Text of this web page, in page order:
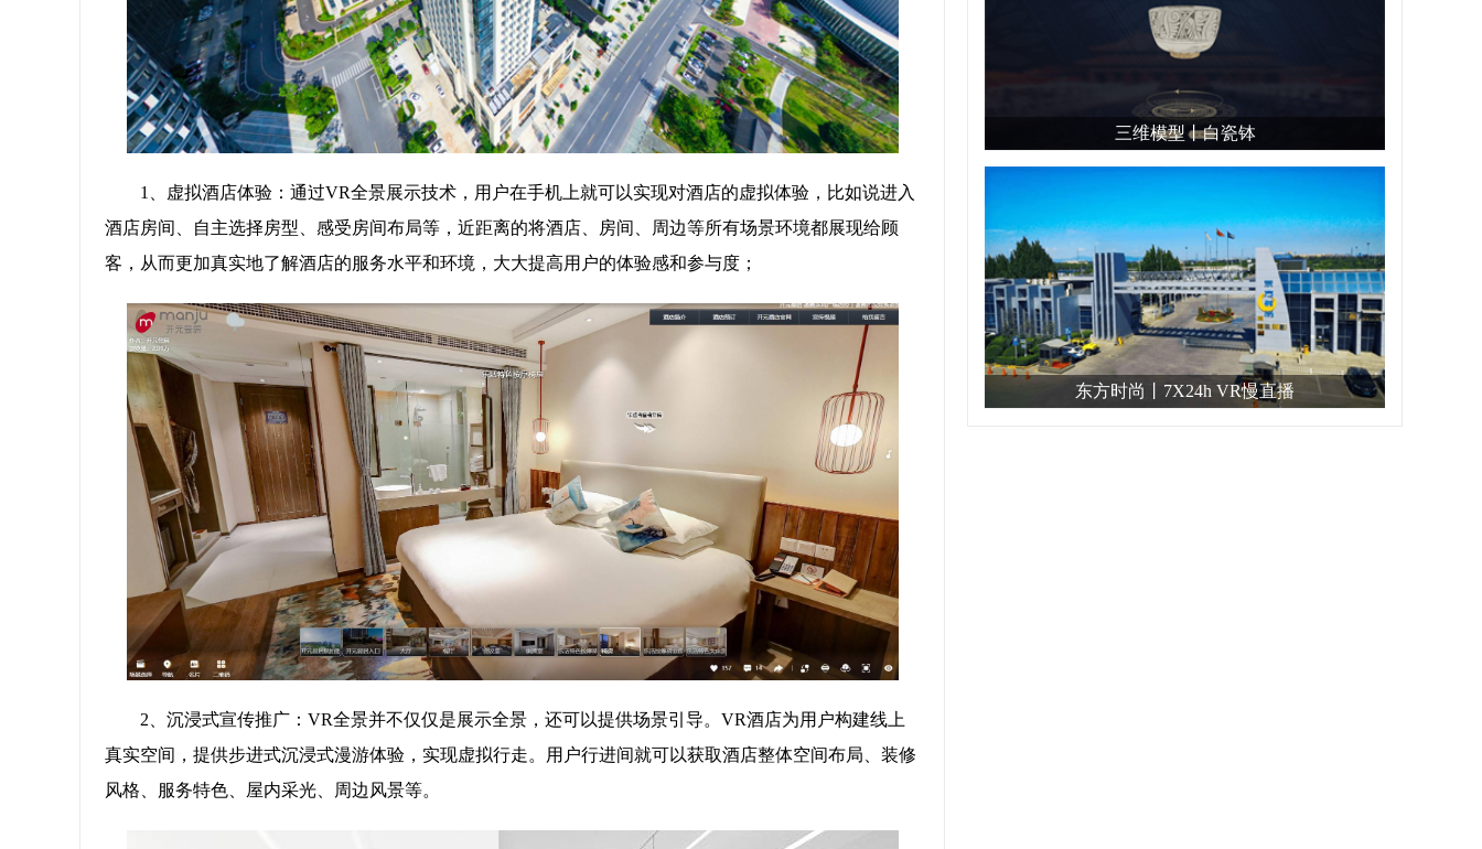
1、虚拟酒店体验：通过VR全景展示技术，用户在手机上就可以实现对酒店的虚拟体验，比如说进入
酒店房间、自主选择房型、感受房间布局等，近距离的将酒店、房间、周边等所有场景环境都展现给顾
客，从而更加真实地了解酒店的服务水平和环境，大大提高用户的体验感和参与度；
2、沉浸式宣传推广：VR全景并不仅仅是展示全景，还可以提供场景引导。VR酒店为用户构建线上
真实空间，提供步进式沉浸式漫游体验，实现虚拟行走。用户行进间就可以获取酒店整体空间布局、装修
风格、服务特色、屋内采光、周边风景等。
三维模型丨白瓷钵
东方时尚丨7X24h VR慢直播